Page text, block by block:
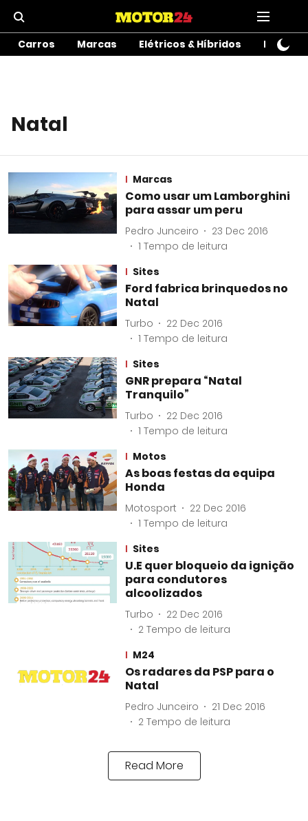
Carros Marcas Elétricos & Híbridos Motos
Natal
Marcas
Como usar um Lamborghini
para assar um peru
Pedro Junceiro
23 Dec 2016
1 Tempo de leitura
Sites
Ford fabrica brinquedos no
Natal
Turbo
22 Dec 2016
1 Tempo de leitura
Sites
GNR prepara “Natal
Tranquilo”
Turbo
22 Dec 2016
1 Tempo de leitura
Motos
As boas festas da equipa
Honda
Motosport
22 Dec 2016
1 Tempo de leitura
Sites
U.E quer bloqueio da ignição
para condutores
alcoolizados
Turbo
22 Dec 2016
2 Tempo de leitura
M24
Os radares da PSP para o
Natal
Pedro Junceiro
21 Dec 2016
2 Tempo de leitura
Read More